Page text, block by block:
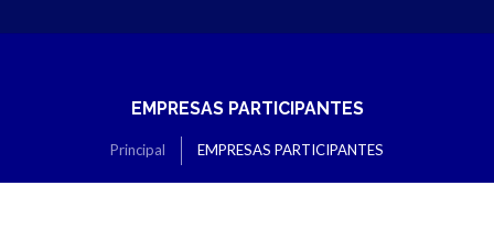
EMPRESAS PARTICIPANTES
Principal EMPRESAS PARTICIPANTES